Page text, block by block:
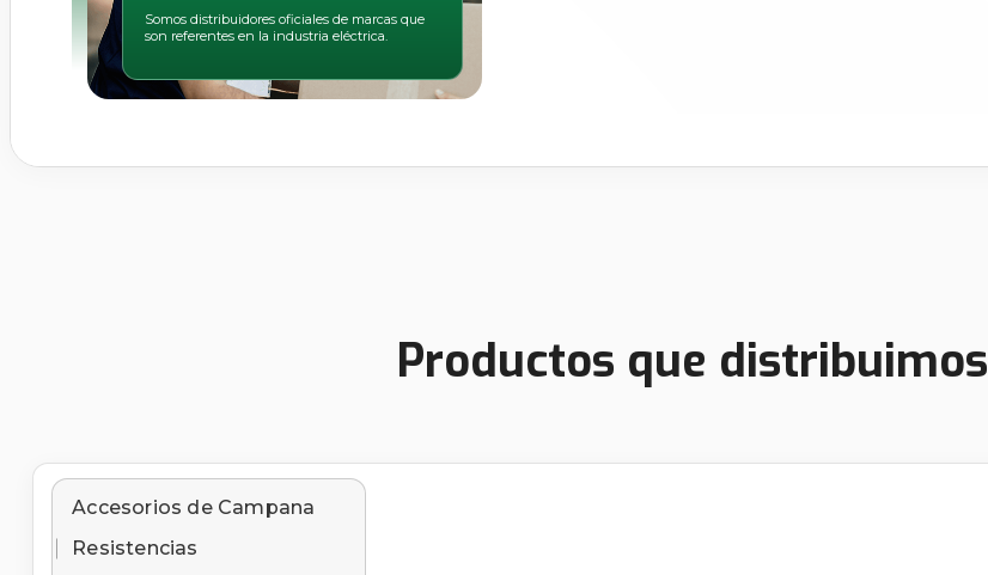
Somos distribuidores oficiales de marcas que
son referentes en la industria eléctrica.
Productos que distribuimos
Accesorios de Campana
Resistencias